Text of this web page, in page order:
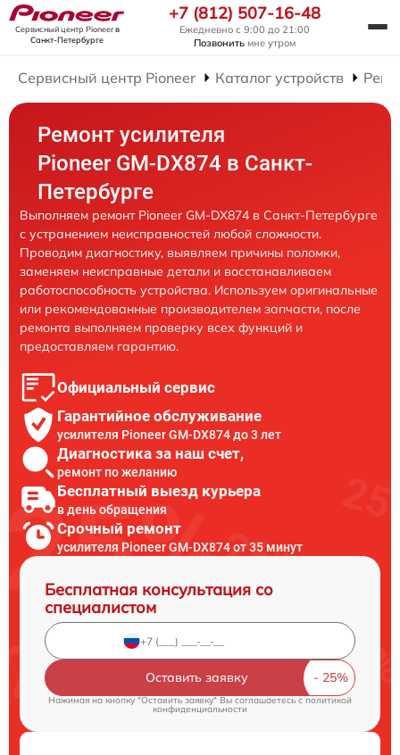
Сервисный центр Pioneerв
Санкт-Петербурге
+7 (812) 507-16-48
Ежедневно с 9:00 до 21:00
Позвонить мне утром
Сервисный центр Pioneer Каталог устройств
Ремонт усилителя
Pioneer GM-DX874 в Санкт-
Петербурге
Выполняем ремонт Pioneer GM-DX874 в Санкт-Петербурге
с устранением неисправностей любой сложности.
Проводим диагностику, выявляем причины поломки,
заменяем неисправные детали и восстанавливаем
работоспособность устройства. Используем оригинальные
или рекомендованные производителем запчасти, после
ремонта выполняем проверку всех функций и
предоставляем гарантию.
Официальный сервис
Гарантийное обслуживание
усилителя Pioneer GM-DX874 до 3 лет
Диагностика за наш счет,
ремонт по желанию
Бесплатный выезд курьера
в день обращения
Срочный ремонт
усилителя Pioneer GM-DX874 от 35 минут
Бесплатная консультация со
специалистом
Оставить заявку
Нажимая на кнопку "Оставить заявку" Вы соглашаетесь cполитикой
конфиденциальности